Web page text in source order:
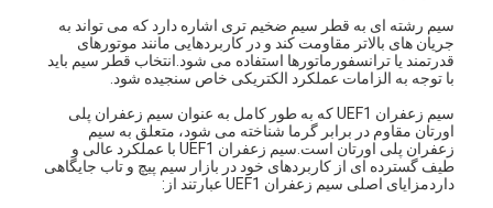
سیم رشته ای به قطر سیم ضخیم تری اشاره دارد که می تواند به
جریان های بالاتر مقاومت کند و در کاربردهایی مانند موتورهای
قدرتمند یا ترانسفورماتورها استفاده می شود.انتخاب قطر سیم باید
با توجه به الزامات عملکرد الکتریکی خاص سنجیده شود.
سیم زعفران UEF1 که به طور کامل به عنوان سیم زعفران پلی
اورتان مقاوم در برابر گرما شناخته می شود، متعلق به سیم
زعفران پلی اورتان است.سیم زعفران UEF1 با عملکرد عالی و
طیف گسترده ای از کاربردهای خود در بازار سیم پیچ و تاب جایگاهی
داردمزایای اصلی سیم زعفران UEF1 عبارتند از: